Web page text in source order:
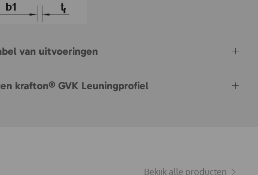
van uitvoeringen
krafton® GVK Leuningprofiel
Bekijk alle producten